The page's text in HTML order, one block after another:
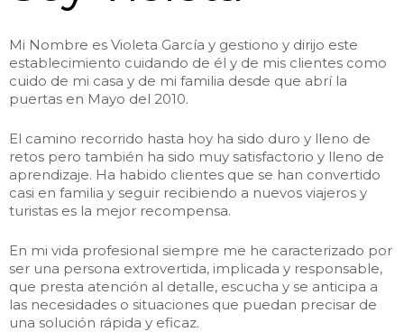
Mi Nombre es Violeta García y gestiono y dirijo este
establecimiento cuidando de él y de mis clientes como
cuido de mi casa y de mi familia desde que abrí la
puertas en Mayo del 2010.
El camino recorrido hasta hoy ha sido duro y lleno de
retos pero también ha sido muy satisfactorio y lleno de
aprendizaje. Ha habido clientes que se han convertido
casi en familia y seguir recibiendo a nuevos viajeros y
turistas es la mejor recompensa.
En mi vida profesional siempre me he caracterizado por
ser una persona extrovertida, implicada y responsable,
que presta atención al detalle, escucha y se anticipa a
las necesidades o situaciones que puedan precisar de
una solución rápida y eficaz.